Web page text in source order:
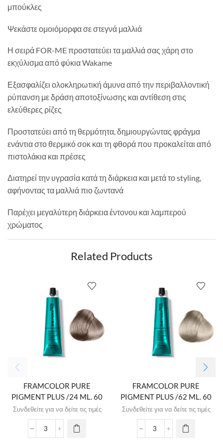
μπούκλες
Ψεκάστε ομοιόμορφα σε στεγνά μαλλιά
Η σειρά FOR-ME προστατεύει τα μαλλιά σας χάρη στο
εκχύλισμα από φύκια Wakame
Εξασφαλίζει ολοκληρωτική άμυνα από την περιβαλλοντική
ρύπανση με δράση αποτοξίνωσης και αντίθεση στις
ελεύθερες ρίζες
Προστατεύει από τη θερμότητα, δημιουργώντας φράγμα
ενάντια στο θερμικό σοκ και τη φθορά που προκαλείται από
πιστολάκια και πρέσες
Διατηρεί την υγρασία κατά τη διάρκεια και μετά το styling,
αφήνοντας τα μαλλιά πιο ζωντανά
Παρέχει μεγαλύτερη διάρκεια έντονου και λαμπερού
χρώματος
Related Products
FRAMCOLOR PURE
PIGMENT PLUS /24 ML. 60
Συνδεθείτε για να δείτε τις τιμές
FRAMCOLOR PURE
PIGMENT PLUS /62 ML. 60
Συνδεθείτε για να δείτε τις τιμές